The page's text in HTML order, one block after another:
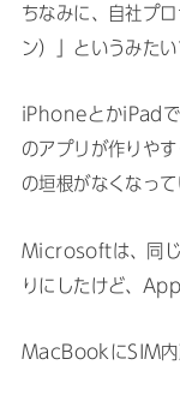
ちなみに、自社プ
ン）」というみたい
iPhoneとかiPadで
のアプリが作りや
の垣根がなくなって
Microsoftは、同
りにしたけど、
MacBookにSIM内